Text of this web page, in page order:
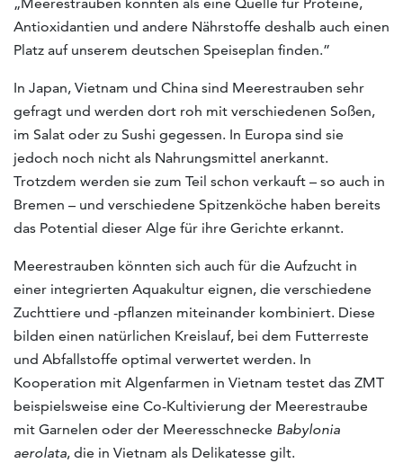
„Meerestrauben könnten als eine Quelle für Proteine,
Antioxidantien und andere Nährstoffe deshalb auch einen
Platz auf unserem deutschen Speiseplan finden.”
In Japan, Vietnam und China sind Meerestrauben sehr
gefragt und werden dort roh mit verschiedenen Soßen,
im Salat oder zu Sushi gegessen. In Europa sind sie
jedoch noch nicht als Nahrungsmittel anerkannt.
Trotzdem werden sie zum Teil schon verkauft – so auch in
Bremen – und verschiedene Spitzenköche haben bereits
das Potential dieser Alge für ihre Gerichte erkannt.
Meerestrauben könnten sich auch für die Aufzucht in
einer integrierten Aquakultur eignen, die verschiedene
Zuchttiere und -pflanzen miteinander kombiniert. Diese
bilden einen natürlichen Kreislauf, bei dem Futterreste
und Abfallstoffe optimal verwertet werden. In
Kooperation mit Algenfarmen in Vietnam testet das ZMT
beispielsweise eine Co-Kultivierung der Meerestraube
mit Garnelen oder der Meeresschnecke Babylonia
aerolata, die in Vietnam als Delikatesse gilt.